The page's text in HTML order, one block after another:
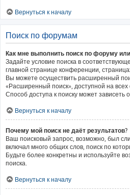
Вернуться к началу
Поиск по форумам
Как мне выполнить поиск по форуму
Задайте условие поиска в
главной странице конференции,
Вы можете осуществить расширенный
«Расширенный поиск», доступной на
Способ доступа к поиску может зависеть
Вернуться к началу
Почему мой поиск не даёт результатов?
Ваш поисковый запрос, возможно, был
включал много общих слов, поиск по
Будьте более конкретны и используйте
поиска.
Вернуться к началу